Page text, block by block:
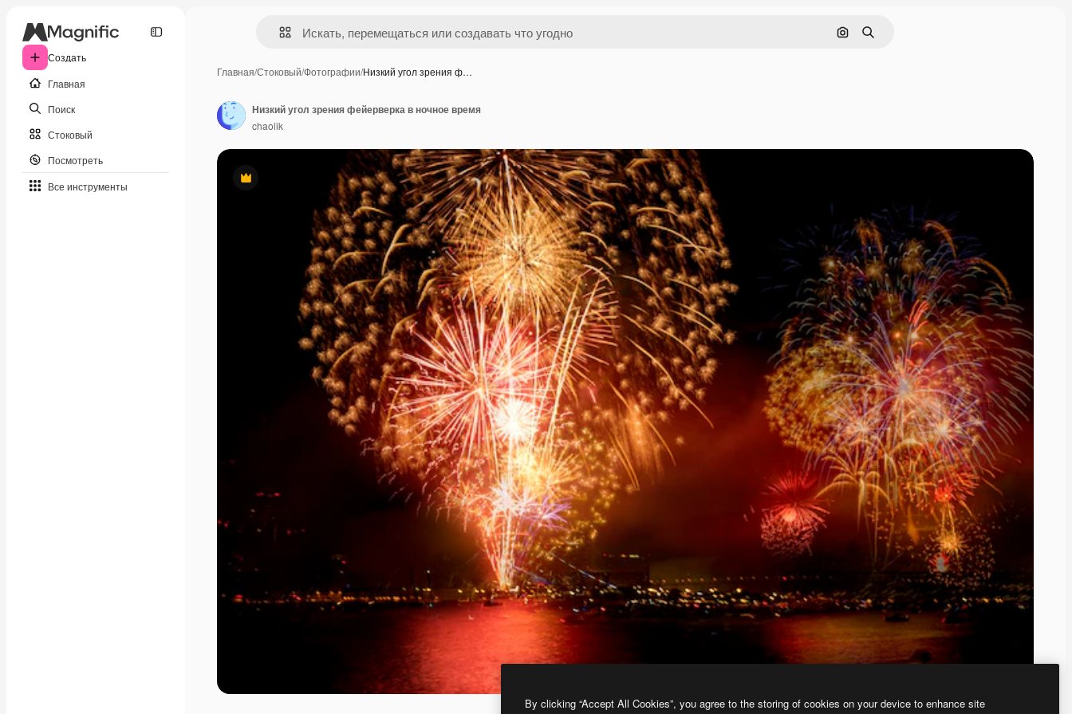
Создать
Главная
Поиск
Стоковый
Посмотреть
Все инструменты
Поиск по изображению
Поиск
Главная/Стоковый/Фотографии/Низкий угол зрения ф…
Премиум
Низкий угол зрения фейерверка в ночное время
chaolik
By clicking “Accept All Cookies”, you agree to the storing of cookies on your device to enhance site